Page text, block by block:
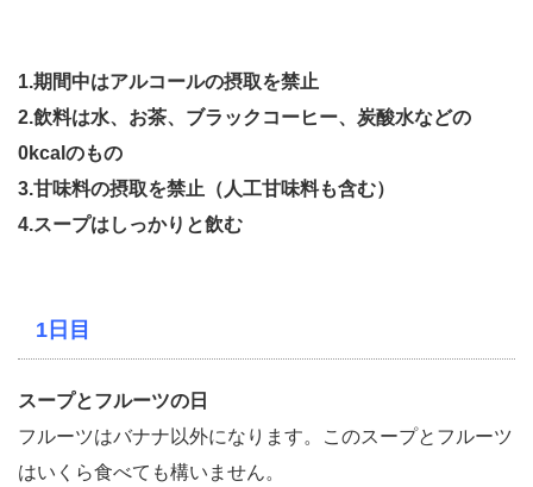
1.期間中はアルコールの摂取を禁止
2.飲料は水、お茶、ブラックコーヒー、炭酸水などの
0kcalのもの
3.甘味料の摂取を禁止（人工甘味料も含む）
4.スープはしっかりと飲む
1日目
スープとフルーツの日
フルーツはバナナ以外になります。このスープとフルーツ
はいくら食べても構いません。